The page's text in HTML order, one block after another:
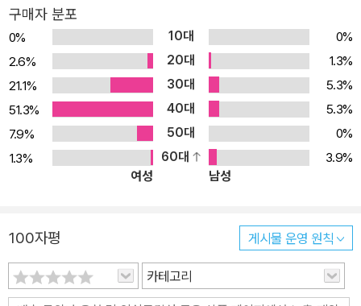
리즈의 마지막 책은 ‘평등’을 주제로 하고 있습니다. 평등은 인류가 오
랜 세월 동안 차별에 맞서며 일구어 온 소중한 가치입니다. 그럼에도
세상에는 여전히 출신이나 성별, 인종, 장애처럼 개인의 노력으로는
어쩌지 못할 조건에 따른 차별과 불평등이 존재합니다. 이러한 차별
과 불평등이 오늘을 넘어 내일로 이어지지 않게 하려면, 무엇보다도
내일의 주인인 어린이의 마음속에 평등 의식이 단단히 뿌리 내리고
있어야 하겠지요. 이 책에서 어린이를 평등의 길로 이끄는 길잡이는,
세상의 다양한 가치를 아우르는 무지갯빛으로 온몸을 단장한 ‘평등
씨’입니다. 평등 씨는 어린이를 일상에서 흔히 일어나는 상황 속으로
회에 도전할 기회를 주는 것도, 다문화 가정의 아이에게 전교 회장이
되어 학교를 대표할 기회를 주는 것도 평등입니다. 평등은 누구에게
나 고르게 기회를 주는 것이니까요. 모둠 과제를 공평하게 나눠 맡는
것도, 간식을 공평하게 나눠 먹는 것도 평등이지요. 평등은 권리도 의
구매자 분포
0% 10대
0%
2.6%
20대
1.3%
21.1%
30대
5.3%
51.3%
40대
5.3%
7.9%
50대
0%
1.3%
60대
3.9%
여성
남성
100자평 게시물 운영 원칙
카테고리